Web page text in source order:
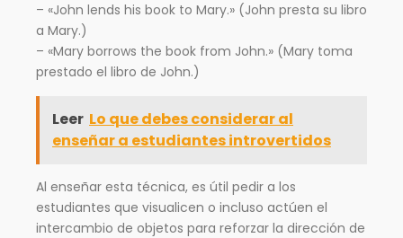
– «John lends his book to Mary.» (John presta su libro
a Mary.)
– «Mary borrows the book from John.» (Mary toma
prestado el libro de John.)
Leer Lo que debes considerar al
enseñar a estudiantes introvertidos
Al enseñar esta técnica, es útil pedir a los
estudiantes que visualicen o incluso actúen el
intercambio de objetos para reforzar la dirección de